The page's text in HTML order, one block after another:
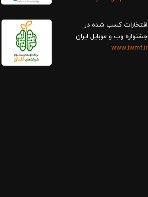
افتخارات کسب شده در
جشنواره وب و موبایل ایران
www.iwmf.ir